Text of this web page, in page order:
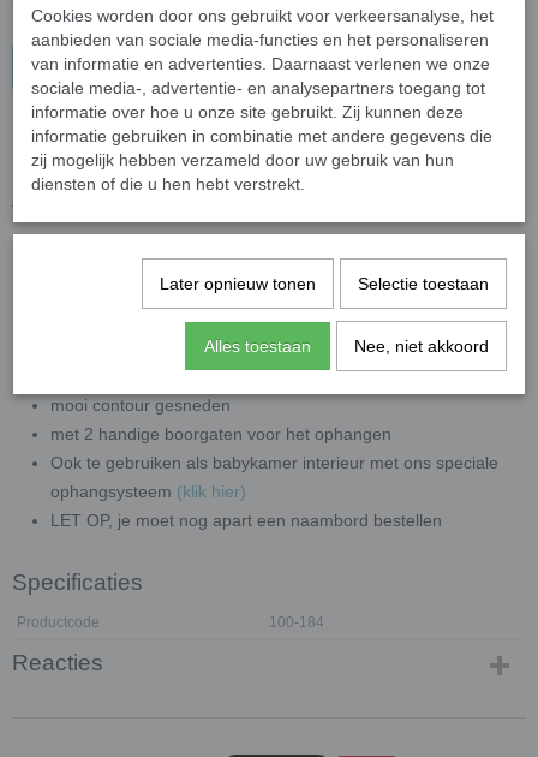
In winkelwagen
Geboortebord ukkie schaap
te bestellen in drie verschillende hoogtes, namelijk
60, 80 en 100 cm
standaardlevertijd ongeveer 5-6 werkdagen, spoed 2-3
het 60 cm en 80 cm bord zijn gemaakt van 5 mm forex
het 100 cm bord is gemaakt van 3 mm dibond
mooi contour gesneden
met 2 handige boorgaten voor het ophangen
Ook te gebruiken als babykamer interieur met ons speciale
ophangsysteem (klik hier)
LET OP, je moet nog apart een naambord bestellen
Specificaties
Productcode 100-184
Reacties
Cookies worden door ons gebruikt voor verkeersanalyse, het
aanbieden van sociale media-functies en het personaliseren
van informatie en advertenties. Daarnaast verlenen we onze
sociale media-, advertentie- en analysepartners toegang tot
informatie over hoe u onze site gebruikt. Zij kunnen deze
informatie gebruiken in combinatie met andere gegevens die
zij mogelijk hebben verzameld door uw gebruik van hun
diensten of die u hen hebt verstrekt.
Later opnieuw tonen Selectie toestaan
Alles toestaan Nee, niet akkoord